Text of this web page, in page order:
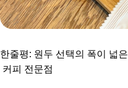
한줄평: 원두 선택의 폭이 넓은
커피 전문점